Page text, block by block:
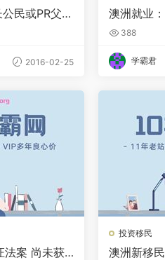
民或PR父母
2016-02-25
澳洲就业
投资计划
388
学霸君
法案 尚未获
投资移民
澳洲新移